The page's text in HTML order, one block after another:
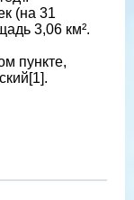
(на 31
3,06 км².
пункте,